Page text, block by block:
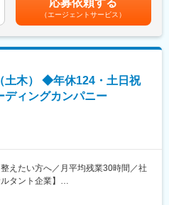
こその「安定した働き方」
時間
逼迫が起きにくい
く、安定した就業環境
を意識した就業環境
がら、無理のない働き方を重視する
らないよう、組織的に業務を分担
尊重し、長期的な育成を重視。中途
者が多数活躍中
庁を、技術的立場から支援する業務
・調査・設計条件・工事発注資料
地調査、図面・数量確認、積算資料
関係機関との調整資料作成、段階確
等の支援
特別賞与有り（業績により支給）
7年目（係長）830万円／1級土木＋
＋諸手当＋賞与）賃金はあくまでも目
て上下する可能性があります。月給
応募依頼する
（エージェントサービス）
土木） ◆年休124・土日祝
ディングカンパニー
えたい方へ／月平均残業30時間／社
タント企業】